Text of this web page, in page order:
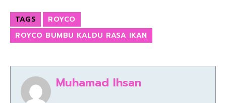
TAGS
ROYCO
ROYCO BUMBU KALDU RASA IKAN
Muhamad Ihsan